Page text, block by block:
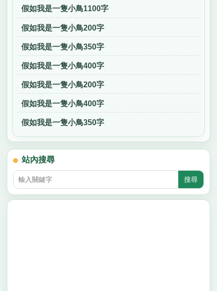
假如我是一隻小鳥1100字
假如我是一隻小鳥200字
假如我是一隻小鳥350字
假如我是一隻小鳥400字
假如我是一隻小鳥200字
假如我是一隻小鳥400字
假如我是一隻小鳥350字
站內搜尋